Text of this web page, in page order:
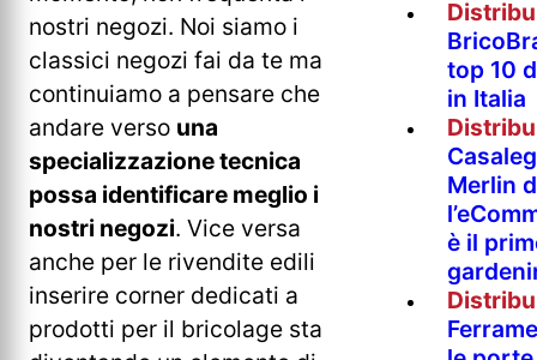
nostri negozi. Noi siamo i
classici negozi fai da te ma
continuiamo a pensare che
andare verso una
specializzazione tecnica
possa identificare meglio i
nostri negozi. Vice versa
anche per le rivendite edili
inserire corner dedicati a
prodotti per il bricolage sta
top 10
in Italia
Merlin
è il